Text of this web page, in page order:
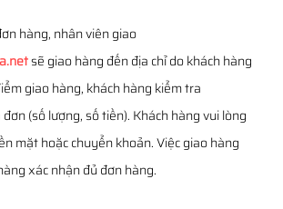
hàng, nhân viên giao
sẽ giao hàng đến địa chỉ do khách hàng
giao hàng, khách hàng kiểm tra
(số lượng, số tiền). Khách hàng vui lòng
mặt hoặc chuyển khoản. Việc giao hàng
xác nhận đủ đơn hàng.